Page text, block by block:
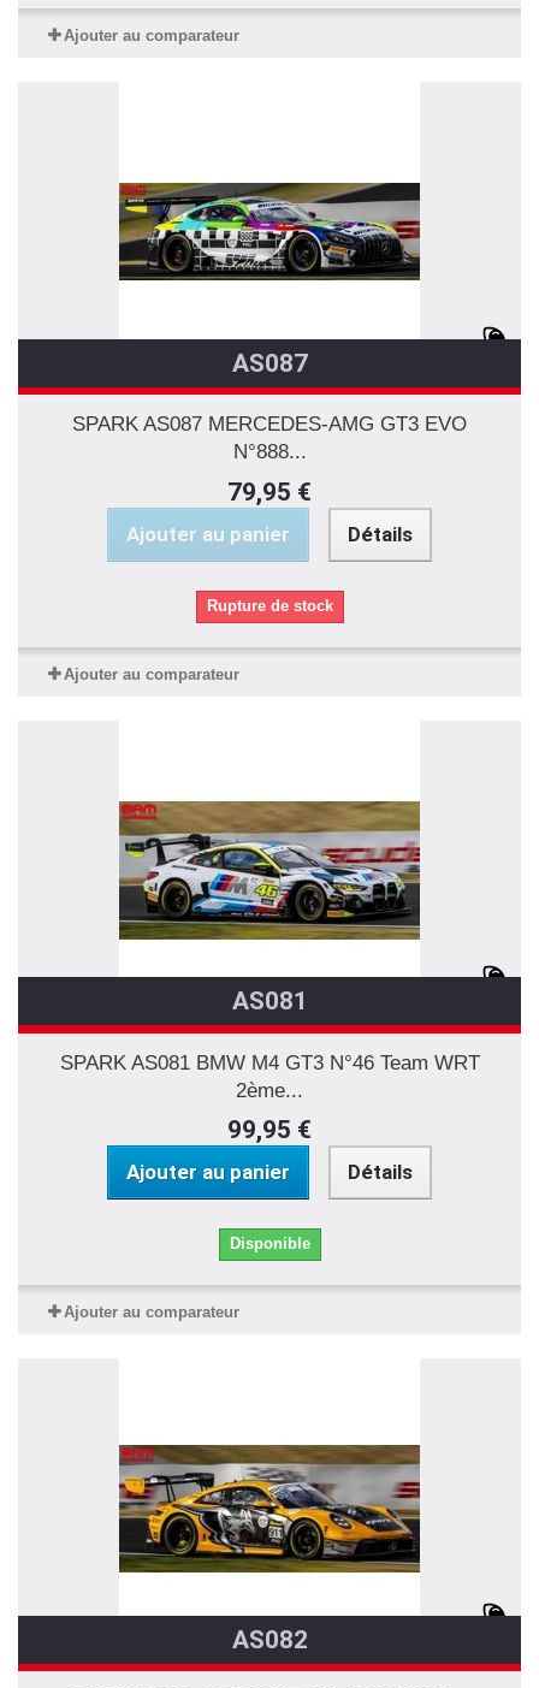
Ajouter au comparateur
AS087
SPARK AS087 MERCEDES-AMG GT3 EVO
N°888...
79,95 €
Ajouter au panier Détails
Rupture de stock
Ajouter au comparateur
AS081
SPARK AS081 BMW M4 GT3 N°46 Team WRT
2ème...
99,95 €
Ajouter au panier Détails
Disponible
Ajouter au comparateur
AS082